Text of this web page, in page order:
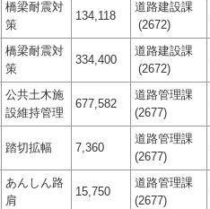
橋梁耐震対
策
134,118
道路建設課
(2672)
橋梁耐震対
策
334,400
道路建設課
(2672)
公共土木施
設維持管理
677,582
道路管理課
(2677)
踏切拡幅 7,360
道路管理課
(2677)
あんしん路
肩
15,750
道路管理課
(2677)